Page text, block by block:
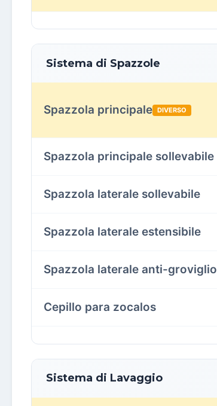
Sistema di Spazzole
Spazzola principale DIVERSO
Spazzola principale sollevabile
Spazzola laterale sollevabile
Spazzola laterale estensibile
Spazzola laterale anti-groviglio
Cepillo para zocalos
Sistema di Lavaggio